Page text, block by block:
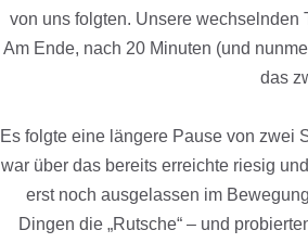
von uns folgten. Unsere wechselnden
Am Ende, nach 20 Minuten (und
das
Es folgte eine längere Pause von zwei
war über das bereits erreichte riesig
erst noch ausgelassen im
Dingen die „Rutsche“ – und